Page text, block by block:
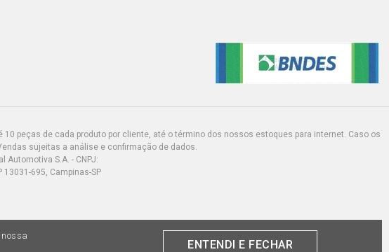
peças de cada produto por cliente, até o término dos nossos estoques para internet. Caso os
sujeitas a análise e confirmação de dados.
Automotiva S.A. - CNPJ:
13031-695, Campinas-SP
ENTENDI E FECHAR